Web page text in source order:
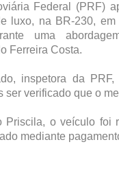
Federal (PRF)
luxo, na BR-230,
uma
Ferreira Costa.
inspetora da
ser verificado que o
Priscila, o veículo foi
mediante